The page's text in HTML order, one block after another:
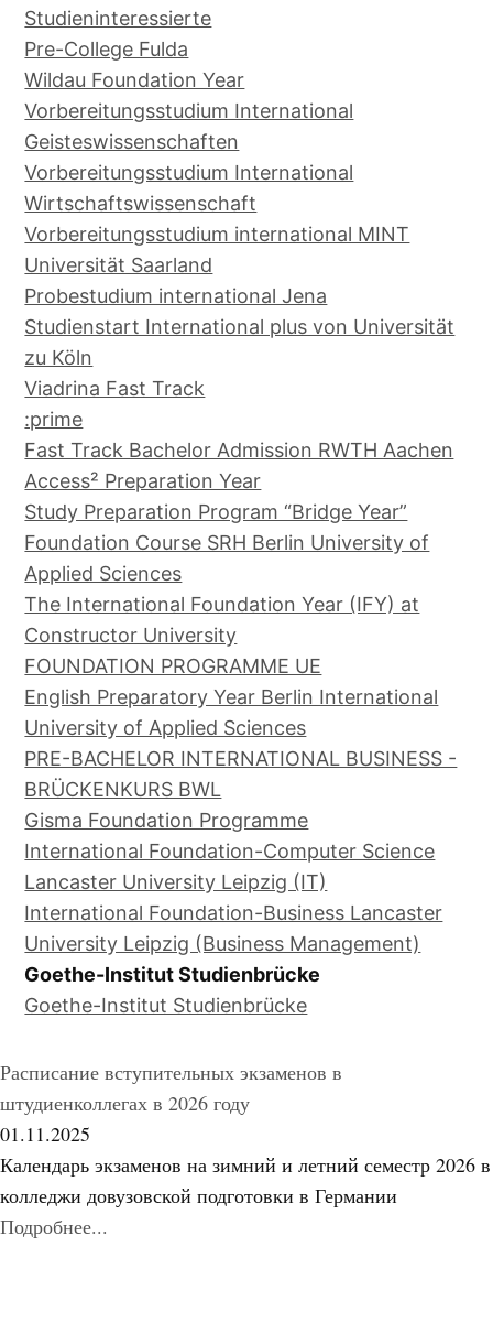
Studieninteressierte
Pre-College Fulda
Wildau Foundation Year
Vorbereitungsstudium International
Geisteswissenschaften
Vorbereitungsstudium International
Wirtschaftswissenschaft
Vorbereitungsstudium international MINT
Universität Saarland
Probestudium international Jena
Studienstart International plus von Universität
zu Köln
Viadrina Fast Track
:prime
Fast Track Bachelor Admission RWTH Aachen
Access² Preparation Year
Study Preparation Program “Bridge Year”
Foundation Course SRH Berlin University of
Applied Sciences
The International Foundation Year (IFY) at
Constructor University
FOUNDATION PROGRAMME UE
English Preparatory Year Berlin International
University of Applied Sciences
PRE-BACHELOR INTERNATIONAL BUSINESS -
BRÜCKENKURS BWL
Gisma Foundation Programme
International Foundation-Computer Science
Lancaster University Leipzig (IT)
International Foundation-Business Lancaster
University Leipzig (Business Management)
Goethe-Institut Studienbrücke
Goethe-Institut Studienbrücke
Расписание вступительных экзаменов в
штудиенколлегах в 2026 году
01.11.2025
Календарь экзаменов на зимний и летний семестр 2026 в
колледжи довузовской подготовки в Германии
Подробнее...